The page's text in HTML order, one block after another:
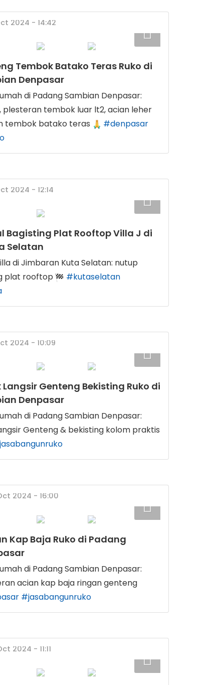
2024 - 14:42
Tembok Batako Teras Ruko di
Denpasar
di Padang Sambian Denpasar:
plesteran tembok luar lt2, acian leher
tembok batako teras
#denpasar
2024 - 12:14
Bagisting Plat Rooftop Villa J di
Selatan
di Jimbaran Kuta Selatan: nutup
plat rooftop
#kutaselatan
2024 - 10:09
Genteng Bekisting Ruko di
Denpasar
di Padang Sambian Denpasar:
Genteng & bekisting kolom praktis
2024 - 16:00
Kap Baja Ruko di Padang
di Padang Sambian Denpasar:
acian kap baja ringan genteng
#jasabangunruko
2024 - 11:11